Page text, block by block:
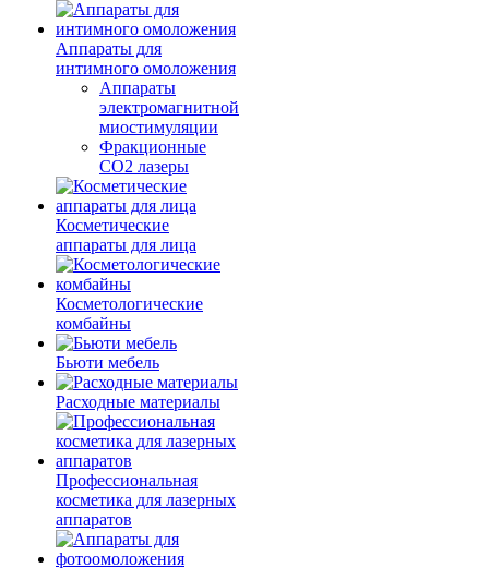
Аппараты для
интимного омоложения
Аппараты
электромагнитной
миостимуляции
Фракционные
CO2 лазеры
Косметические
аппараты для лица
Косметологические
комбайны
Бьюти мебель
Расходные материалы
Профессиональная
косметика для лазерных
аппаратов